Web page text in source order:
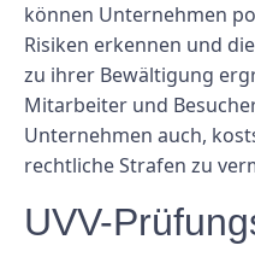
können Unternehmen
Risiken erkennen und
zu ihrer Bewältigung
Mitarbeiter und
Unternehmen auch,
rechtliche Strafen zu
UVV-